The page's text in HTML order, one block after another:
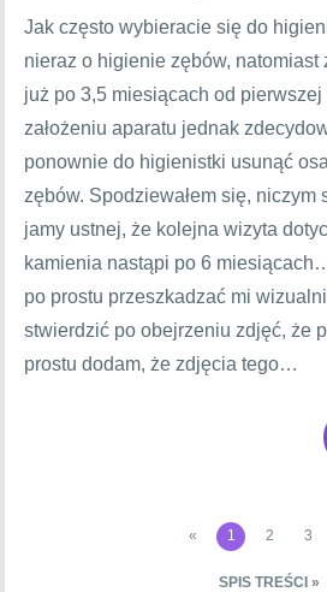
Jak często wybieracie się do
nieraz o higienie zębów, natomiast
już po 3,5 miesiącach od
założeniu aparatu jednak
ponownie do higienistki usunąć
zębów. Spodziewałem się, niczym
jamy ustnej, że kolejna wizyta
kamienia nastąpi po 6
po prostu przeszkadzać mi
stwierdzić po obejrzeniu zdjęć, że
prostu dodam, że zdjęcia tego…
« 1 2 3
SPIS TREŚCI »